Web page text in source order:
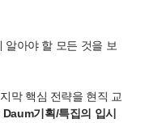
알아야 할 모든 것을 보
막 핵심 전략을 현직 교
Daum기획/특집의 입시